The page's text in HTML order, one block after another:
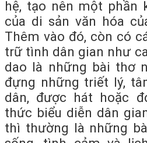
hệ, tạo nên một phần
của di sản văn hóa
Thêm vào đó, còn có
trữ tình dân gian như
dao là những bài thơ
đựng những triết lý,
dân, được hát hoặc
thức biểu diễn dân
thì thường là những